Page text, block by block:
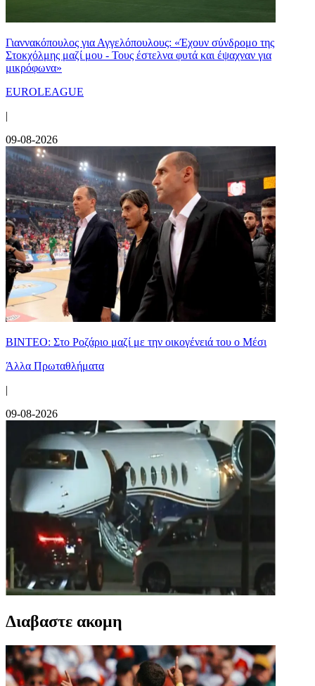
Γιαννακόπουλος για Αγγελόπουλους: «Έχουν σύνδρομο της
Στοκχόλμης μαζί μου - Τους έστελνα φυτά και έψαχναν για
μικρόφωνα»
EUROLEAGUE
|
09-08-2026
ΒΙΝΤΕΟ: Στο Ροζάριο μαζί με την οικογένειά του ο Μέσι
Άλλα Πρωταθλήματα
|
09-08-2026
Διαβαστε ακομη